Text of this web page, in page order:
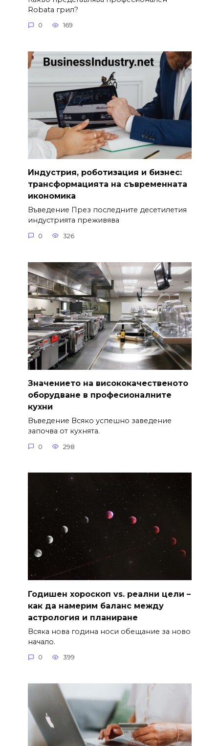
Robata грил?
0 169
Индустрия, роботизация и бизнес:
трансформацията на съвременната
икономика
Въведение През последните десетилетия
индустрията преживява
0 326
Значението на висококачественото
оборудване в професионалните
кухни
Въведение Всяко успешно заведение
започва от кухнята.
0 298
Годишен хороскоп vs. реални цели –
как да намерим баланс между
астрология и планиране
Всяка нова година носи обещание за ново
начало.
0 399